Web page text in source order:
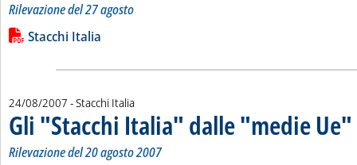
Rilevazione del 27 agosto
Leggi tutta la notizia: 'Gli "Stacchi Italia" dalle "Medie Ue"'
Lista allegati PDF alla notizia
Stacchi Italia
24/08/2007 - Stacchi Italia
Gli "Stacchi Italia" dalle "medie Ue"
Rilevazione del 20 agosto 2007